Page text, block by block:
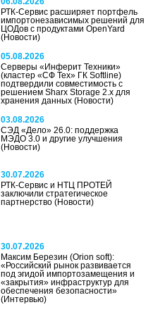
РТК-Сервис расширяет портфель
импортонезависимых решений для
ЦОДов с продуктами OpenYard
(Новости)
05.08.2026
Серверы «Инферит Техники»
(кластер «СФ Тех» ГК Softline)
подтвердили совместимость с
решением Sharx Storage 2.x для
хранения данных(Новости)
03.08.2026
СЭД «Дело» 26.0: поддержка
МЭДО 3.0 и другие улучшения
(Новости)
30.07.2026
РТК-Сервис и НТЦ ПРОТЕЙ
заключили стратегическое
партнерство(Новости)
30.07.2026
Максим Березин (Orion soft):
«Российский рынок развивается
под эгидой импортозамещения и
«закрытия» инфраструктур для
обеспечения безопасности»
(Интервью)